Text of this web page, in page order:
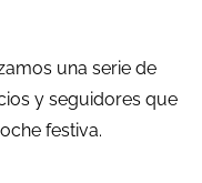
una serie de
y seguidores que
festiva.